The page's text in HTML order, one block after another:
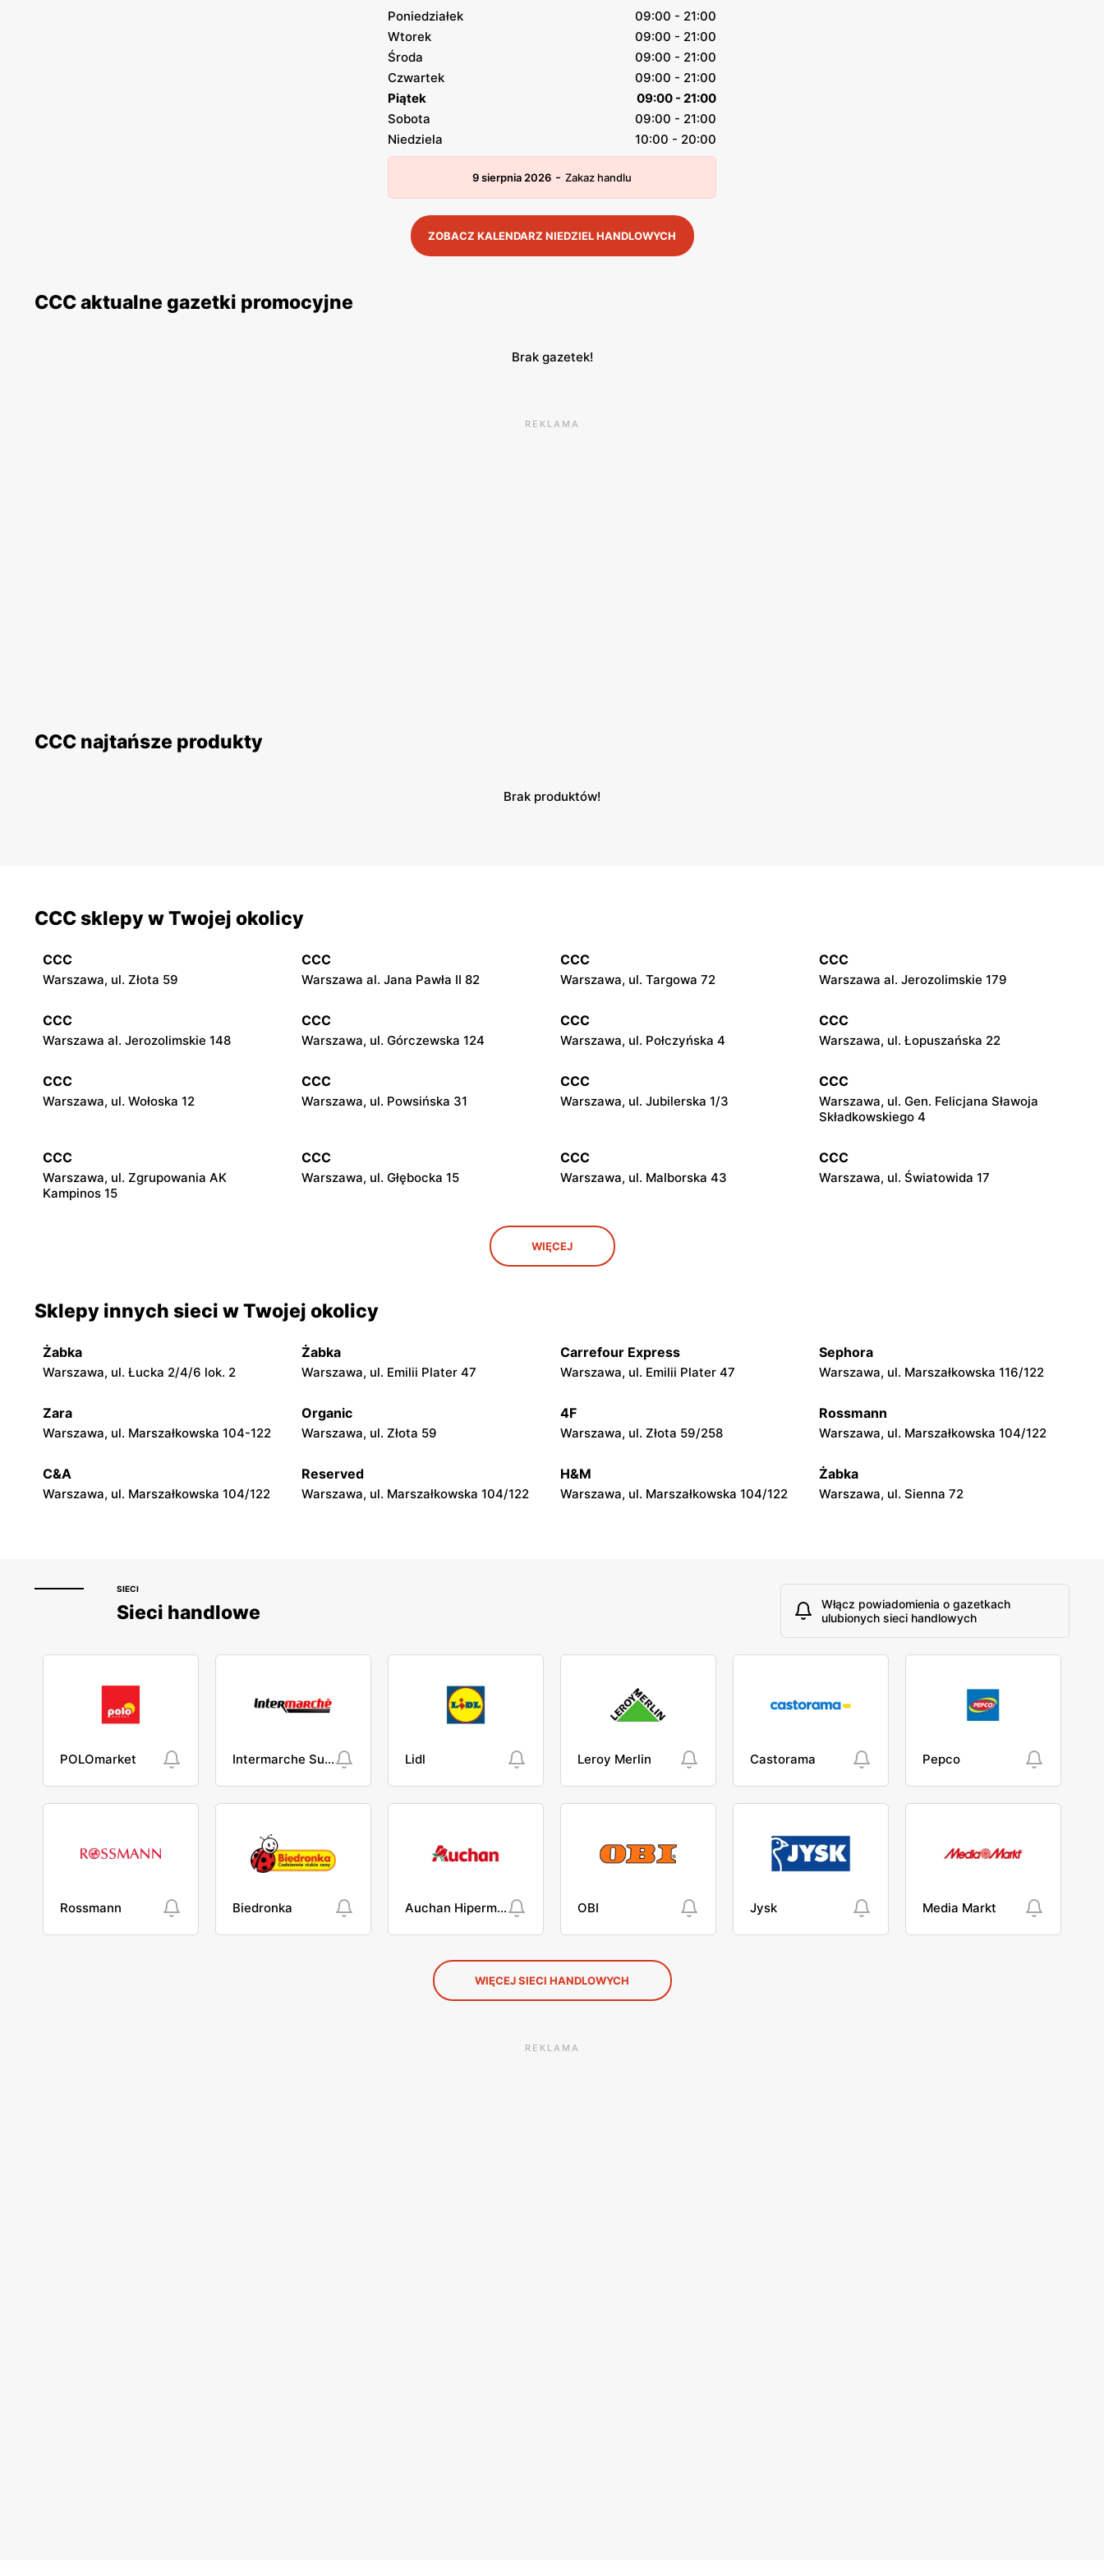
Poniedziałek
09:00 - 21:00
Wtorek
09:00 - 21:00
Środa
09:00 - 21:00
Czwartek
09:00 - 21:00
Piątek
09:00 - 21:00
Sobota
09:00 - 21:00
Niedziela
10:00 - 20:00
9 sierpnia 2026 - Zakaz handlu
ZOBACZ KALENDARZ NIEDZIEL HANDLOWYCH
CCC aktualne gazetki promocyjne
Brak gazetek!
REKLAMA
CCC najtańsze produkty
Brak produktów!
CCC sklepy w Twojej okolicy
CCC
Warszawa, ul. Złota 59
CCC
Warszawa al. Jana Pawła II 82
CCC
Warszawa, ul. Targowa 72
CCC
Warszawa al. Jerozolimskie 179
CCC
Warszawa al. Jerozolimskie 148
CCC
Warszawa, ul. Górczewska 124
CCC
Warszawa, ul. Połczyńska 4
CCC
Warszawa, ul. Łopuszańska 22
CCC
Warszawa, ul. Wołoska 12
CCC
Warszawa, ul. Powsińska 31
CCC
Warszawa, ul. Jubilerska 1/3
CCC
Warszawa, ul. Gen. Felicjana Sławoja
Składkowskiego 4
CCC
Warszawa, ul. Zgrupowania AK
Kampinos 15
CCC
Warszawa, ul. Głębocka 15
CCC
Warszawa, ul. Malborska 43
CCC
Warszawa, ul. Światowida 17
Warszawa, ul. Kazimierza Szpotańskiego
Łomianki, ul. Brukowa 25
CCC CCC
Piłsudskiego 31C
Wołomin, ul. Geodetów 2 Otwock, ul. Kupiecka 2 Podkowa Leśna, ul. Gołębia 26 Radzymin, ul. Konstytucji 3 Maja 13
Błonie, ul. Powstańców 12 Grodzisk Mazowiecki, ul. Królewska 48
Nowy Dwór Mazowiecki, ul. Warszawska
36
Mińsk Mazowiecki, ul. Warszawska 63A
WIĘCEJ
Sklepy innych sieci w Twojej okolicy
Żabka
Warszawa, ul. Łucka 2/4/6 lok. 2
Żabka
Warszawa, ul. Emilii Plater 47
Carrefour Express
Warszawa, ul. Emilii Plater 47
Sephora
Warszawa, ul. Marszałkowska 116/122
Zara
Warszawa, ul. Marszałkowska 104-122
Organic
Warszawa, ul. Złota 59
4F
Warszawa, ul. Złota 59/258
Rossmann
Warszawa, ul. Marszałkowska 104/122
C&A
Warszawa, ul. Marszałkowska 104/122
Reserved
Warszawa, ul. Marszałkowska 104/122
H&M
Warszawa, ul. Marszałkowska 104/122
Żabka
Warszawa, ul. Sienna 72
SIECI
Sieci handlowe
Włącz powiadomienia o gazetkach
ulubionych sieci handlowych
POLOmarket Intermarche Super Lidl Leroy Merlin Castorama Pepco
Rossmann Biedronka Auchan Hipermarket OBI Jysk Media Markt
WIĘCEJ SIECI HANDLOWYCH
REKLAMA